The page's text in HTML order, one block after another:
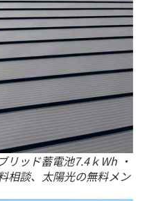
リッド蓄電池7.4ｋWh ・
相談、太陽光の無料メン